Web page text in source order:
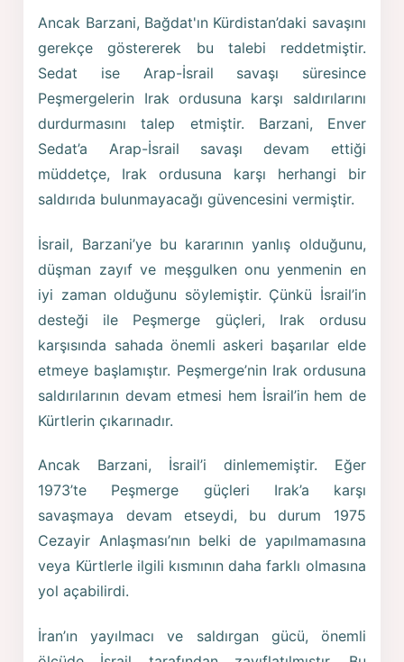
Ancak Barzani, Bağdat'ın Kürdistan’daki savaşını
gerekçe göstererek bu talebi reddetmiştir.
Sedat ise Arap-İsrail savaşı süresince
Peşmergelerin Irak ordusuna karşı saldırılarını
durdurmasını talep etmiştir. Barzani, Enver
Sedat’a Arap-İsrail savaşı devam ettiği
müddetçe, Irak ordusuna karşı herhangi bir
saldırıda bulunmayacağı güvencesini vermiştir.
İsrail, Barzani’ye bu kararının yanlış olduğunu,
düşman zayıf ve meşgulken onu yenmenin en
iyi zaman olduğunu söylemiştir. Çünkü İsrail’in
desteği ile Peşmerge güçleri, Irak ordusu
karşısında sahada önemli askeri başarılar elde
etmeye başlamıştır. Peşmerge’nin Irak ordusuna
saldırılarının devam etmesi hem İsrail’in hem de
Kürtlerin çıkarınadır.
Ancak Barzani, İsrail’i dinlememiştir. Eğer
1973’te Peşmerge güçleri Irak’a karşı
savaşmaya devam etseydi, bu durum 1975
Cezayir Anlaşması’nın belki de yapılmamasına
veya Kürtlerle ilgili kısmının daha farklı olmasına
yol açabilirdi.
İran’ın yayılmacı ve saldırgan gücü, önemli